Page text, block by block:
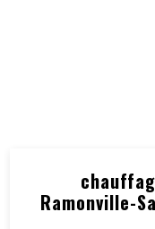
Ramonville-